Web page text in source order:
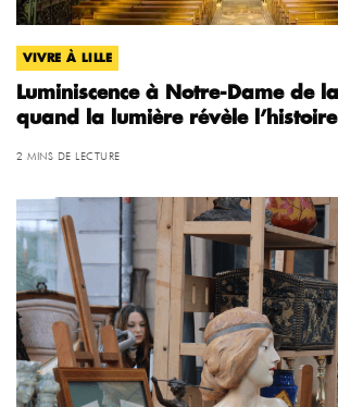
VIVRE À LILLE
Luminiscence à Notre-Dame de
quand la lumière révèle l’histoire
2 MINS DE LECTURE